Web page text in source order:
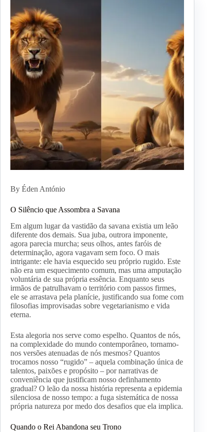
By Éden António
O Silêncio que Assombra a Savana
Em algum lugar da vastidão da savana existia um leão
diferente dos demais. Sua juba, outrora imponente,
agora parecia murcha; seus olhos, antes faróis de
determinação, agora vagavam sem foco. O mais
intrigante: ele havia esquecido seu próprio rugido. Este
não era um esquecimento comum, mas uma amputação
voluntária de sua própria essência. Enquanto seus
irmãos de patrulhavam o território com passos firmes,
ele se arrastava pela planície, justificando sua fome com
filosofias improvisadas sobre vegetarianismo e vida
eterna.
Esta alegoria nos serve como espelho. Quantos de nós,
na complexidade do mundo contemporâneo, tornamo-
nos versões atenuadas de nós mesmos? Quantos
trocamos nosso “rugido” – aquela combinação única de
talentos, paixões e propósito – por narrativas de
conveniência que justificam nosso definhamento
gradual? O leão da nossa história representa a epidemia
silenciosa de nosso tempo: a fuga sistemática de nossa
própria natureza por medo dos desafios que ela implica.
Quando o Rei Abandona seu Trono